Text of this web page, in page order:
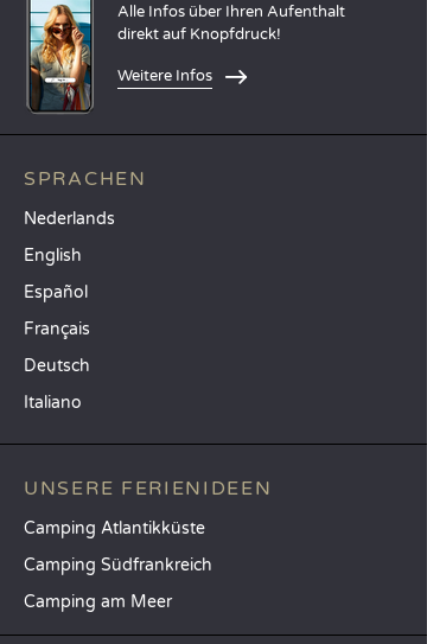
Alle Infos über Ihren Aufenthalt
direkt auf Knopfdruck!
Weitere Infos
SPRACHEN
Nederlands
English
Español
Français
Deutsch
Italiano
UNSERE FERIENIDEEN
Camping Atlantikküste
Camping Südfrankreich
Camping am Meer